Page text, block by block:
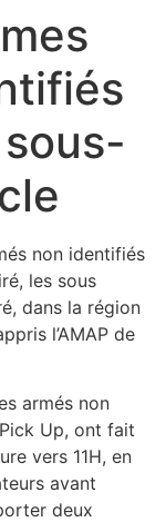
non identifiés
les sous
dans la région
l’AMAP de
armés non
Up, ont fait
vers 11H, en
avant
deux